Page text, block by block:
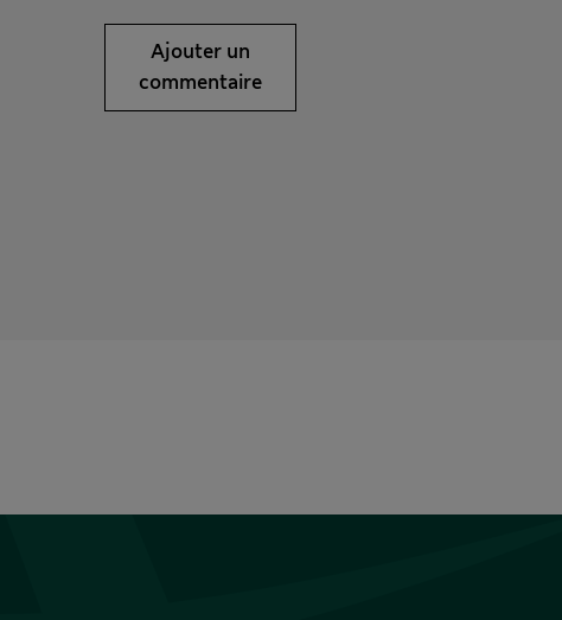
Ajouter un
commentaire